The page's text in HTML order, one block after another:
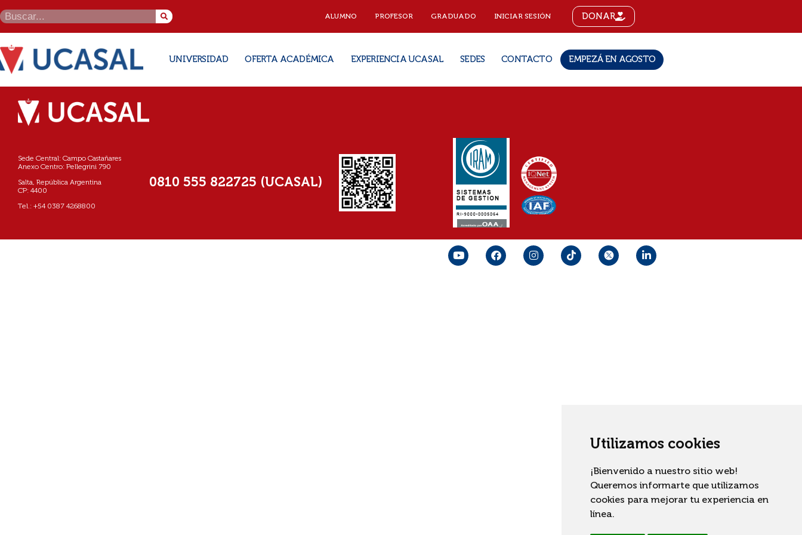
Utilizamos cookies
¡Bienvenido a nuestro sitio web!
Queremos informarte que utilizamos
cookies para mejorar tu experiencia en
línea.
ALUMNO PROFESOR GRADUADO INICIAR SESIÓN DONAR
UNIVERSIDAD OFERTA ACADÉMICA EXPERIENCIA UCASAL SEDES CONTACTO EMPEZÁ EN AGOSTO
Sede Central: Campo Castañares
Anexo Centro: Pellegrini 790
Salta, República Argentina
CP: 4400
Tel.: +54 0387 4268800
0810 555 822725 (UCASAL)